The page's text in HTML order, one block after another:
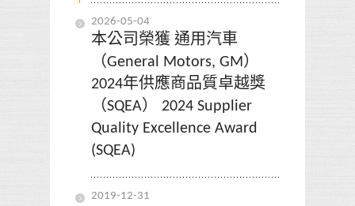
2026-05-04
本公司榮獲 通用汽車
（General Motors, GM）
2024年供應商品質卓越獎
（SQEA） 2024 Supplier
Quality Excellence Award
(SQEA)
2019-12-31